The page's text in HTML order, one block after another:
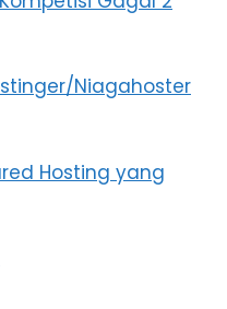
Niagahoster
Hosting yang